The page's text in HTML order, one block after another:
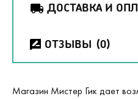
ДОСТАВКА И
ОТЗЫВЫ (0)
Магазин Мистер Гик дает